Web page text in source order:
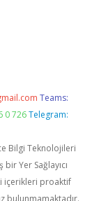
Teams:
0 726 Telegram:
Bilgi Teknolojileri
Yer Sağlayıcı
içerikleri proaktif
bulunmamaktadır.